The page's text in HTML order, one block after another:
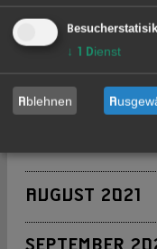
MAI 2021
JUNI 2021
AUGUST 2021
SEPTEMBER
↓ 1 Dienst
Ablehnen